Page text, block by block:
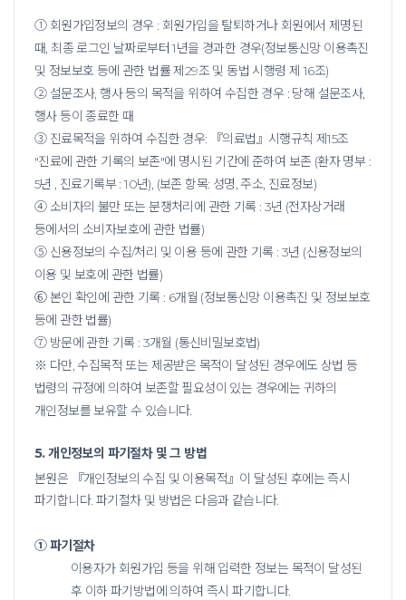
① 회원가입정보의 경우 : 회원가입을 탈퇴하거나 회원에서 제명된
때, 최종 로그인 날짜로부터 1년을 경과한 경우(정보통신망 이용촉진
및 정보보호 등에 관한 법률 제29조 및 동법 시행령 제 16조)
② 설문조사, 행사 등의 목적을 위하여 수집한 경우 : 당해 설문조사,
행사 등이 종료한 때
③ 진료목적을 위하여 수집한 경우: 『의료법』시행규칙 제15조
"진료에 관한 기록의 보존"에 명시된 기간에 준하여 보존 (환자 명부 :
5년 , 진료기록부 : 10년), (보존 항목: 성명, 주소, 진료정보)
④ 소비자의 불만 또는 분쟁처리에 관한 기록 : 3년 (전자상거래
등에서의 소비자보호에 관한 법률)
⑤ 신용정보의 수집/처리 및 이용 등에 관한 기록 : 3년 (신용정보의
이용 및 보호에 관한 법률)
⑥ 본인 확인에 관한 기록 : 6개월 (정보통신망 이용촉진 및 정보보호
등에 관한 법률)
⑦ 방문에 관한 기록 : 3개월 (통신비밀보호법)
※ 다만, 수집목적 또는 제공받은 목적이 달성된 경우에도 상법 등
법령의 규정에 의하여 보존할 필요성이 있는 경우에는 귀하의
개인정보를 보유할 수 있습니다.
5. 개인정보의 파기절차 및 그 방법
본원은 『개인정보의 수집 및 이용목적』이 달성된 후에는 즉시
파기합니다. 파기절차 및 방법은 다음과 같습니다.
① 파기절차
이용자가 회원가입 등을 위해 입력한 정보는 목적이 달성된
후 이하 파기방법에 의하여 즉시 파기합니다.